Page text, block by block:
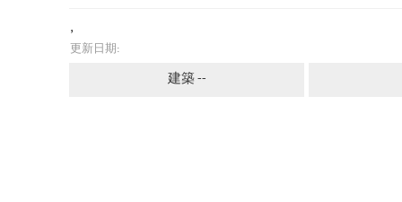
,
更新日期:
建築 --